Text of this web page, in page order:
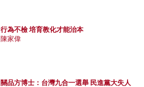
行為不檢 培育教化才能治本
陳家偉
關品方博士：台灣九合一選舉 民進黨大失人